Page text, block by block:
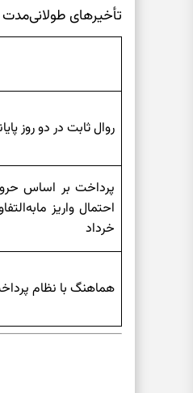
تأخیرهای
روال ثابت در دو روز
احتمال واریز
خرداد
هماهنگ با نظام